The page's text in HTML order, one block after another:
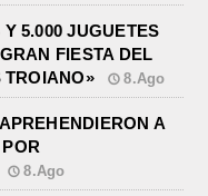
5.000 JUGUETES
FIESTA DEL
TROIANO»
8.Ago
A
8.Ago